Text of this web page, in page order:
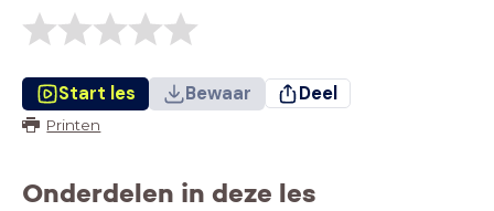
Start les Bewaar Deel
Printen
Onderdelen in deze les